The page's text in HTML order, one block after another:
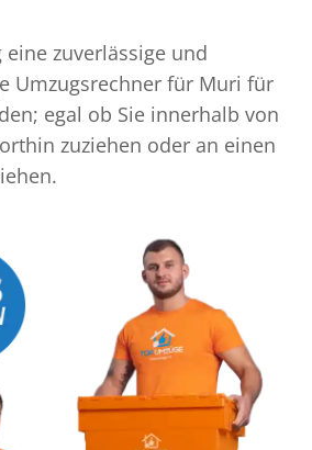
zuverlässige und
Umzugsrechner für Muri für
egal ob Sie innerhalb von
zuziehen oder an einen